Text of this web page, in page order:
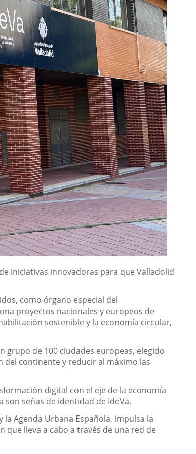
iniciativas innovadoras para que Valladolid
como órgano especial del
proyectos nacionales y europeos de
sostenible y la economía circular,
grupo de 100 ciudades europeas, elegido
del continente y reducir al máximo las
digital con el eje de la economía
señas de identidad de IdeVa.
la Agenda Urbana Española, impulsa la
lleva a cabo a través de una red de